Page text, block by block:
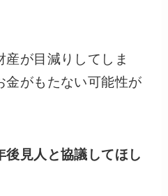
が目減りしてしま
金がもたない可能性が
後見人と協議してほし